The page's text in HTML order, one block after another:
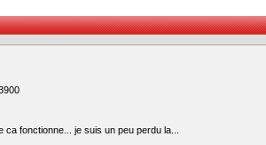
fonctionne... je suis un peu perdu la...